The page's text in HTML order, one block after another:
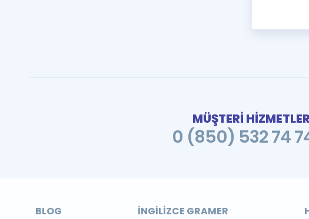
MÜŞTERİ
0 (850) 532 74
BLOG İNGILIZCE GRAMER